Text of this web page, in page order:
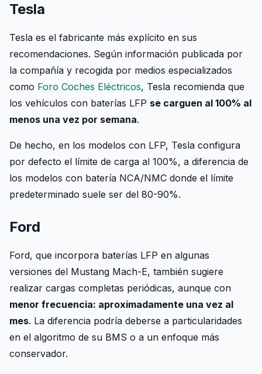
Tesla
Tesla es el fabricante más explícito en sus
recomendaciones. Según información publicada por
la compañía y recogida por medios especializados
como Foro Coches Eléctricos, Tesla recomienda que
los vehículos con baterías LFP se carguen al 100% al
menos una vez por semana.
De hecho, en los modelos con LFP, Tesla configura
por defecto el límite de carga al 100%, a diferencia de
los modelos con batería NCA/NMC donde el límite
predeterminado suele ser del 80-90%.
Ford
Ford, que incorpora baterías LFP en algunas
versiones del Mustang Mach-E, también sugiere
realizar cargas completas periódicas, aunque con
menor frecuencia: aproximadamente una vez al
mes. La diferencia podría deberse a particularidades
en el algoritmo de su BMS o a un enfoque más
conservador.